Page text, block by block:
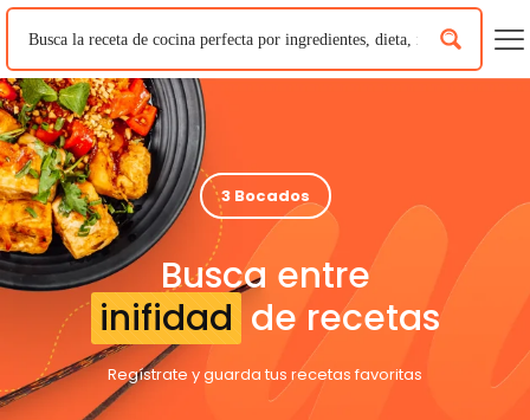
3 Bocados
Busca entre
inifidad de recetas
Regístrate y guarda tus recetas favoritas